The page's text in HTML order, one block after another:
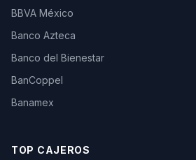
BBVA México
Banco Azteca
Banco del Bienestar
BanCoppel
Banamex
TOP CAJEROS